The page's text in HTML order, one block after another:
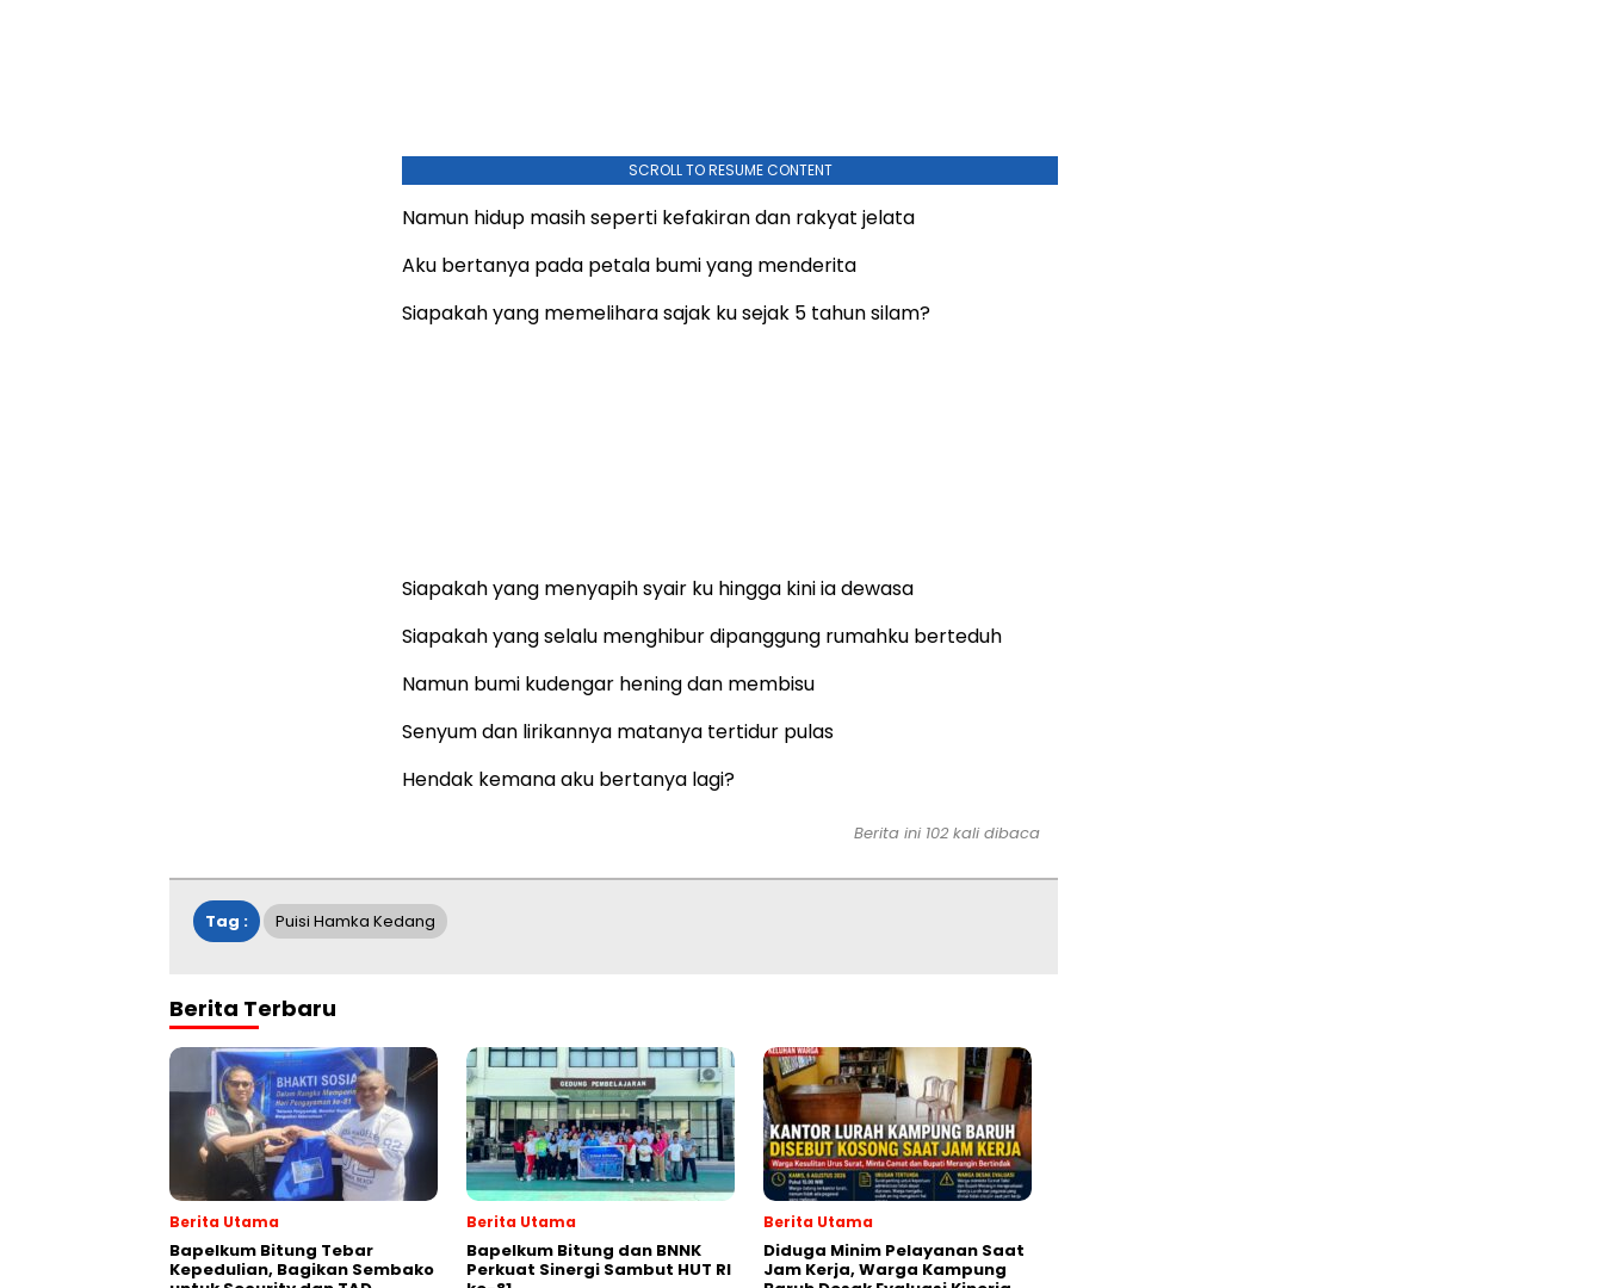
SCROLL TO RESUME CONTENT
Namun hidup masih seperti kefakiran dan rakyat jelata
Aku bertanya pada petala bumi yang menderita
Siapakah yang memelihara sajak ku sejak 5 tahun silam?
Siapakah yang menyapih syair ku hingga kini ia dewasa
Siapakah yang selalu menghibur dipanggung rumahku berteduh
Namun bumi kudengar hening dan membisu
Senyum dan lirikannya matanya tertidur pulas
Hendak kemana aku bertanya lagi?
Berita ini 102 kali dibaca
Tag : Puisi Hamka Kedang
Berita Terbaru
Berita Utama
Bapelkum Bitung Tebar
Kepedulian, Bagikan Sembako
Berita Utama
Bapelkum Bitung dan BNNK
Perkuat Sinergi Sambut HUT RI
Berita Utama
Diduga Minim Pelayanan Saat
Jam Kerja, Warga Kampung